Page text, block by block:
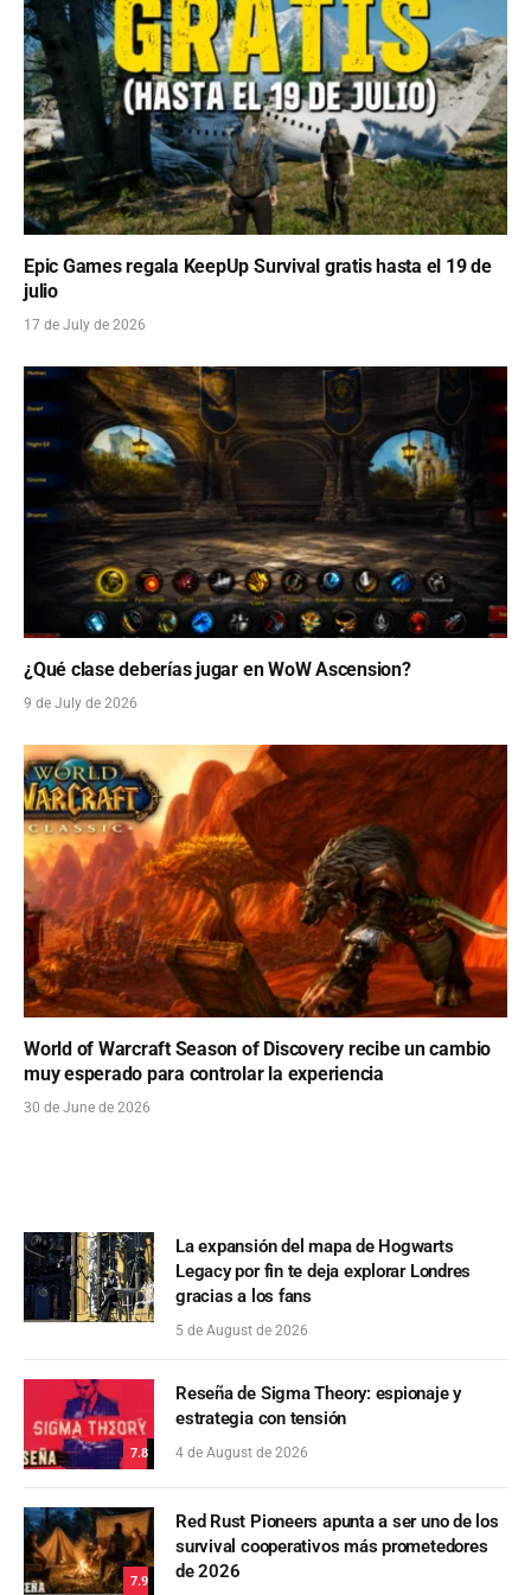
Epic Games regala KeepUp Survival gratis hasta el 19 de
julio
17 de July de 2026
¿Qué clase deberías jugar en WoW Ascension?
9 de July de 2026
World of Warcraft Season of Discovery recibe un cambio
muy esperado para controlar la experiencia
30 de June de 2026
La expansión del mapa de Hogwarts
Legacy por fin te deja explorar Londres
gracias a los fans
5 de August de 2026
7.8
Reseña de Sigma Theory: espionaje y
estrategia con tensión
4 de August de 2026
7.9
Red Rust Pioneers apunta a ser uno de los
survival cooperativos más prometedores
de 2026